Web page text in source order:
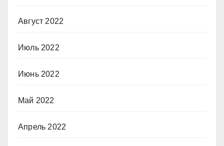
Август 2022
Июль 2022
Июнь 2022
Май 2022
Апрель 2022